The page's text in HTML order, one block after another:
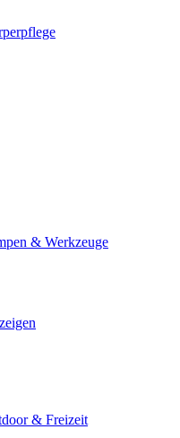
& Werkzeuge
& Freizeit